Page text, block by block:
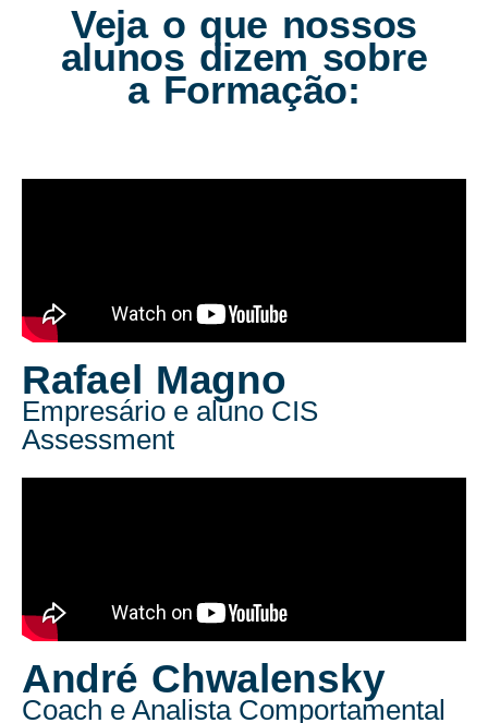
Veja o que nossos
alunos dizem sobre
a Formação:
Rafael Magno
Empresário e aluno CIS
Assessment
André Chwalensky
Coach e Analista Comportamental